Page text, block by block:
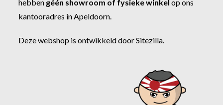
hebben géén showroom of fysieke winkel op ons
kantooradres in Apeldoorn.
Deze webshop is ontwikkeld doorSitezilla